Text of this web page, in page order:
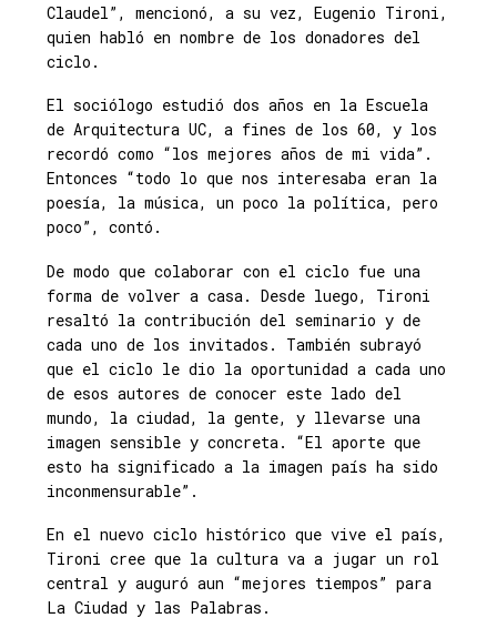
Claudel”, mencionó, a su vez, Eugenio Tironi,
quien habló en nombre de los donadores del
ciclo.
El sociólogo estudió dos años en la Escuela
de Arquitectura UC, a fines de los 60, y los
recordó como “los mejores años de mi vida”.
Entonces “todo lo que nos interesaba eran la
poesía, la música, un poco la política, pero
poco”, contó.
De modo que colaborar con el ciclo fue una
forma de volver a casa. Desde luego, Tironi
resaltó la contribución del seminario y de
cada uno de los invitados. También subrayó
que el ciclo le dio la oportunidad a cada uno
de esos autores de conocer este lado del
mundo, la ciudad, la gente, y llevarse una
imagen sensible y concreta. “El aporte que
esto ha significado a la imagen país ha sido
inconmensurable”.
En el nuevo ciclo histórico que vive el país,
Tironi cree que la cultura va a jugar un rol
central y auguró aun “mejores tiempos” para
La Ciudad y las Palabras.